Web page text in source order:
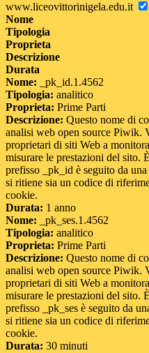
www.liceovittorinigela.edu.it
Nome
Tipologia
Proprieta
Descrizione
Durata
Nome: _pk_id.1.4562
Tipologia: analitico
Proprieta: Prime Parti
Descrizione: Questo nome di
analisi web open source Piwik.
proprietari di siti Web a
misurare le prestazioni del sito.
prefisso _pk_id è seguito da
si ritiene sia un codice di
cookie.
Durata: 1 anno
Nome: _pk_ses.1.4562
Tipologia: analitico
Proprieta: Prime Parti
Descrizione: Questo nome di
analisi web open source Piwik.
proprietari di siti Web a
misurare le prestazioni del sito.
prefisso _pk_ses è seguito da
si ritiene sia un codice di
cookie.
Durata: 30 minuti